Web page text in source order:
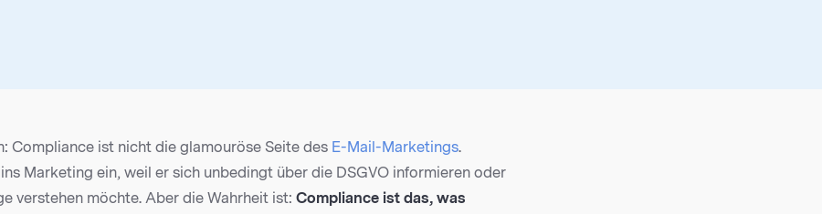
Compliance ist nicht die glamouröse Seite des E-Mail-Marketings.
Marketing ein, weil er sich unbedingt über die DSGVO informieren oder
verstehen möchte. Aber die Wahrheit ist: Compliance ist das, was